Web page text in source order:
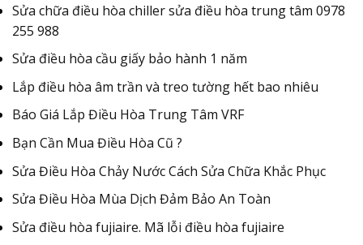
Sửa chữa điều hòa chiller sửa điều hòa trung tâm 0978
255 988
Sửa điều hòa cầu giấy bảo hành 1 năm
Lắp điều hòa âm trần và treo tường hết bao nhiêu
Báo Giá Lắp Điều Hòa Trung Tâm VRF
Bạn Cần Mua Điều Hòa Cũ ?
Sửa Điều Hòa Chảy Nước Cách Sửa Chữa Khắc Phục
Sửa Điều Hòa Mùa Dịch Đảm Bảo An Toàn
Sửa điều hòa fujiaire. Mã lỗi điều hòa fujiaire